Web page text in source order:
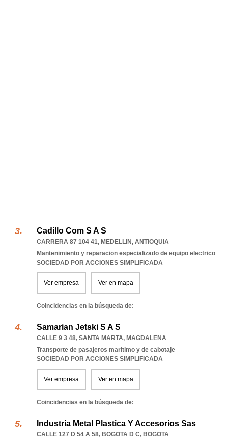
Cadillo Com S A S
CARRERA 87 104 41, MEDELLIN, ANTIOQUIA
Mantenimiento y reparacion especializado de equipo electrico
SOCIEDAD POR ACCIONES SIMPLIFICADA
Ver empresa Ver en mapa
Coincidencias en la búsqueda de:
Samarian Jetski S A S
CALLE 9 3 48, SANTA MARTA, MAGDALENA
Transporte de pasajeros maritimo y de cabotaje
SOCIEDAD POR ACCIONES SIMPLIFICADA
Ver empresa Ver en mapa
Coincidencias en la búsqueda de:
Industria Metal Plastica Y Accesorios Sas
CALLE 127 D 54 A 58, BOGOTA D C, BOGOTA